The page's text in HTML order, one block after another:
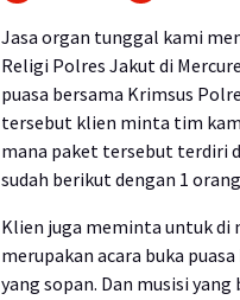
Jasa organ tunggal kami
Religi Polres Jakut di
puasa bersama Krimsus
tersebut klien minta tim
mana paket tersebut terdiri
sudah berikut dengan 1
Klien juga meminta untuk di
merupakan acara buka
yang sopan. Dan musisi